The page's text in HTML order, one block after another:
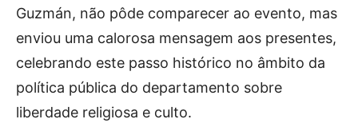
Guzmán, não pôde comparecer ao evento, mas
enviou uma calorosa mensagem aos presentes,
celebrando este passo histórico no âmbito da
política pública do departamento sobre
liberdade religiosa e culto.